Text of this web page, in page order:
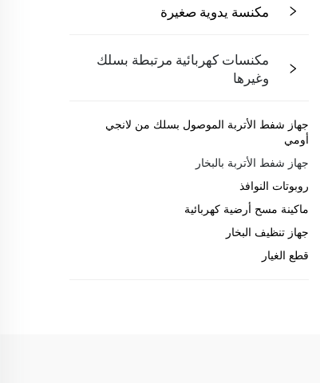
مكنسة يدوية صغيرة
مكنسات كهربائية مرتبطة بسلك
وغيرها
جهاز شفط الأتربة الموصول بسلك من لانجي
أومي
جهاز شفط الأتربة بالبخار
روبوتات النوافذ
ماكينة مسح أرضية كهربائية
جهاز تنظيف البخار
قطع الغيار